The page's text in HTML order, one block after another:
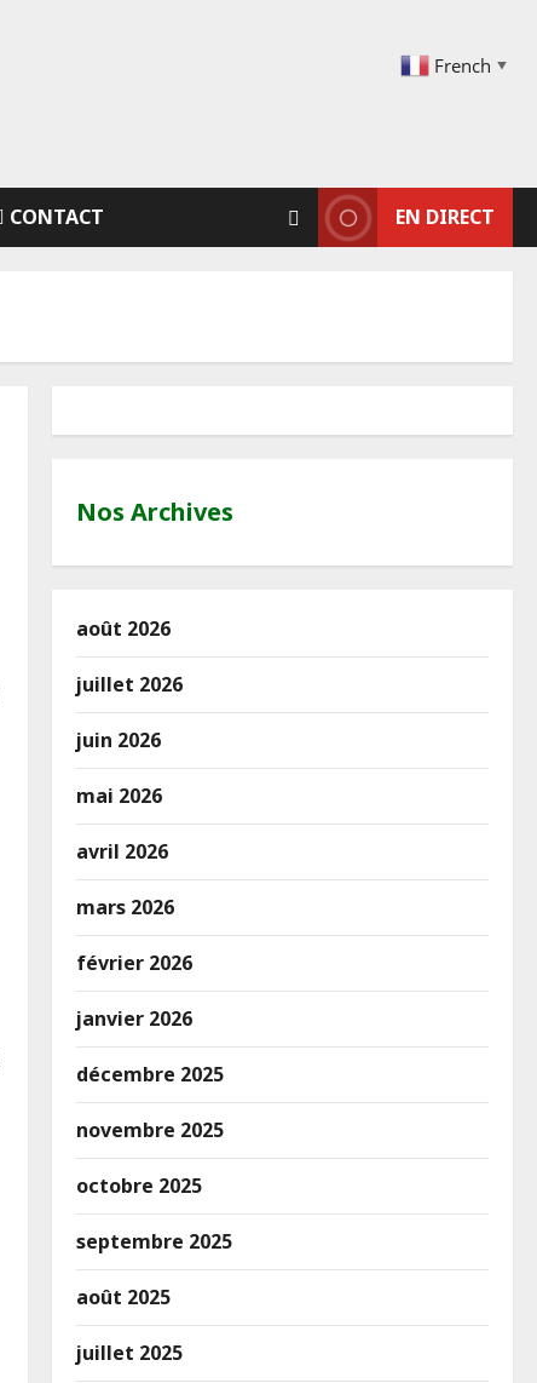
French ▼
CONTACT EN DIRECT
Nos Archives
août 2026
juillet 2026
juin 2026
mai 2026
avril 2026
mars 2026
février 2026
janvier 2026
décembre 2025
novembre 2025
octobre 2025
septembre 2025
août 2025
juillet 2025